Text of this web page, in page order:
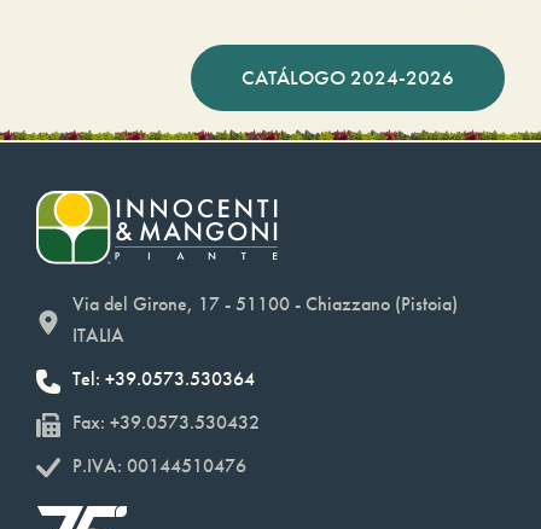
CATÁLOGO 2024-2026
Via del Girone, 17 - 51100 - Chiazzano (Pistoia)
ITALIA
Tel: +39.0573.530364
Fax: +39.0573.530432
P.IVA: 00144510476